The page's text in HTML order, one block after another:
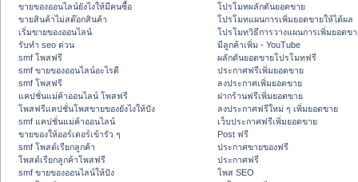
ขายของออนไลน์ยังไงให้มีคนซื้อ
ขายสินค้าไม่สต๊อกสินค้า
เริ่มขายของออนไลน์
รับทำ seo ด่วน
smf โพสฟรี
smf ขายของออนไลน์อะไรดี
smf โพสฟรี
แคปชั่นแม่ค้าออนไลน์ โพสฟรี
โพสฟรีแคปชั่นโพสขายของยังไงให้ปัง
smf แคปชั่นแม่ค้าออนไลน์
ขายของให้ออร์เดอร์เข้ารัว ๆ
smf โพสต์เรียกลูกค้า
โพสต์เรียกลูกค้าโพสฟรี
smf ขายของออนไลน์ให้ปัง
โปรโมทผลักดันยอดขาย
โปรโมทแผนการเพิ่มยอดขายให้ได้ผล
โปรโมทวิธีการวางแผนการเพิ่มยอดข
มีลูกค้าเพิ่ม - YouTube
ผลักดันยอดขายโปรโมทฟรี
ประกาศฟรีเพิ่มยอดขาย
ลงประกาศเพิ่มยอดขาย
ฝากร้านฟรีเพิ่มยอดขาย
ลงประกาศฟรีใหม่ ๆ เพิ่มยอดขาย
เว็บประกาศฟรีเพิ่มยอดขาย
Post ฟรี
ประกาศขายของฟรี
ประกาศฟรี
โพส SEO